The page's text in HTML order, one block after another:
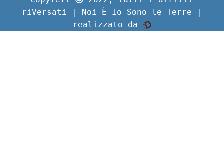
riVersati | Noi È Io Sono le Terre |
realizzato da